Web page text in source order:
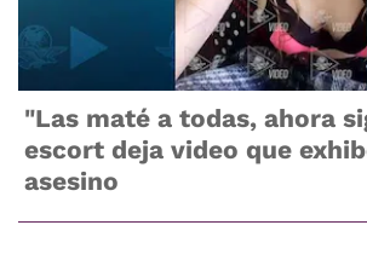
"Las maté a todas, ahora
escort deja video que
asesino